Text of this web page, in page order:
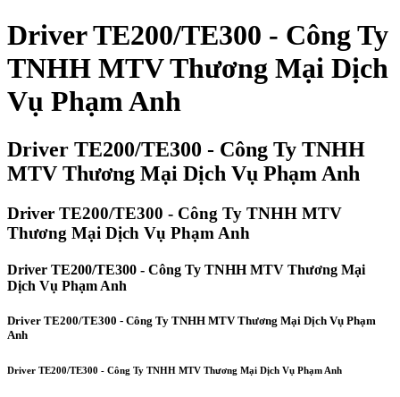
Driver TE200/TE300 - Công Ty
TNHH MTV Thương Mại Dịch
Vụ Phạm Anh
Driver TE200/TE300 - Công Ty TNHH
MTV Thương Mại Dịch Vụ Phạm Anh
Driver TE200/TE300 - Công Ty TNHH MTV
Thương Mại Dịch Vụ Phạm Anh
Driver TE200/TE300 - Công Ty TNHH MTV Thương Mại
Dịch Vụ Phạm Anh
Driver TE200/TE300 - Công Ty TNHH MTV Thương Mại Dịch Vụ Phạm
Anh
Driver TE200/TE300 - Công Ty TNHH MTV Thương Mại Dịch Vụ Phạm Anh